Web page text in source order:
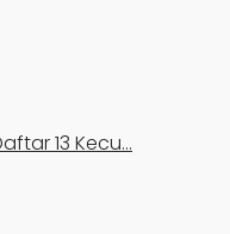
13 Kecu…